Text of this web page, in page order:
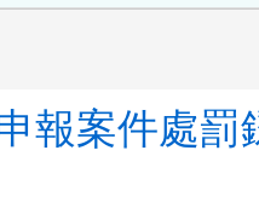
報案件處罰